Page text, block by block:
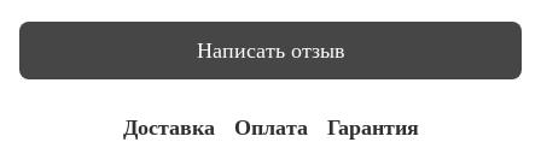
Написать отзыв
Доставка Оплата Гарантия